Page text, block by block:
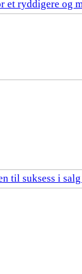
et ryddigere og
til suksess i